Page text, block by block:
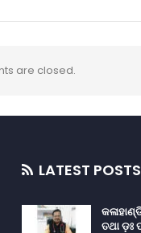
are closed.
LATEST POSTS
ତଥା ଡ଼ଃ